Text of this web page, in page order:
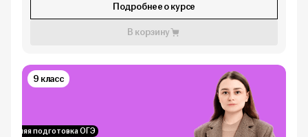
Подробнее о курсе
В корзину
Летняя подготовка ОГЭ
9 класс